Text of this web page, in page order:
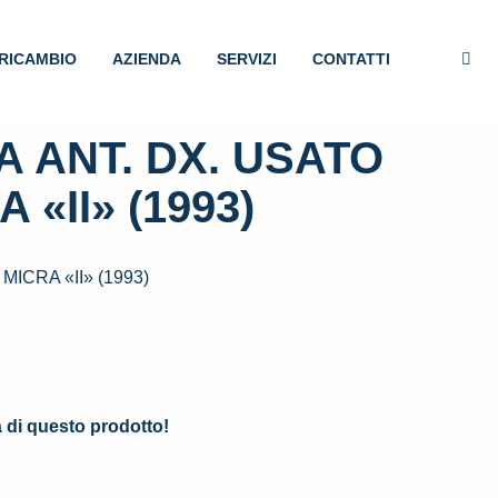
AZIENDA SERVIZI CONTATTI
ANT. DX. USATO
«II» (1993)
«II» (1993)
di questo prodotto!